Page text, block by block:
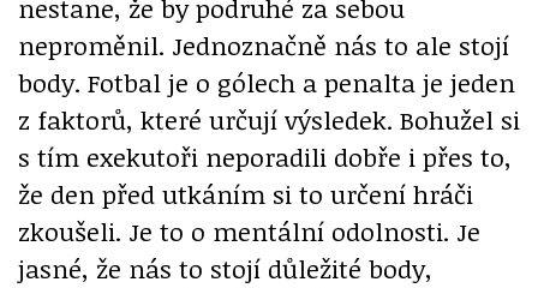
nestane, že by podruhé za sebou
neproměnil. Jednoznačně nás to ale stojí
body. Fotbal je o gólech a penalta je jeden
z faktorů, které určují výsledek. Bohužel si
s tím exekutoři neporadili dobře i přes to,
že den před utkáním si to určení hráči
zkoušeli. Je to o mentální odolnosti. Je
jasné, že nás to stojí důležité body,